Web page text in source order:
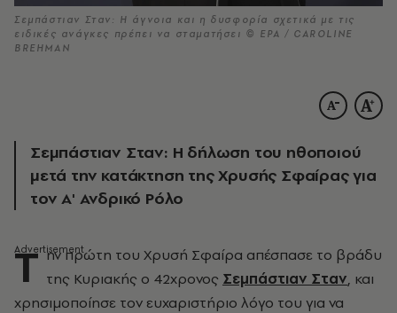
Σεμπάστιαν Σταν: Η άγνοια και η δυσφορία σχετικά με τις
ειδικές ανάγκες πρέπει να σταματήσει © EPA / CAROLINE
BREHMAN
Σεμπάστιαν Σταν: Η δήλωση του ηθοποιού
μετά την κατάκτηση της Χρυσής Σφαίρας για
τον Α' Ανδρικό Ρόλο
Τ ην πρώτη του Χρυσή Σφαίρα απέσπασε το βράδυ
της Κυριακής ο 42χρονος Σεμπάστιαν Σταν, και
χρησιμοποίησε τον ευχαριστήριο λόγο του για να